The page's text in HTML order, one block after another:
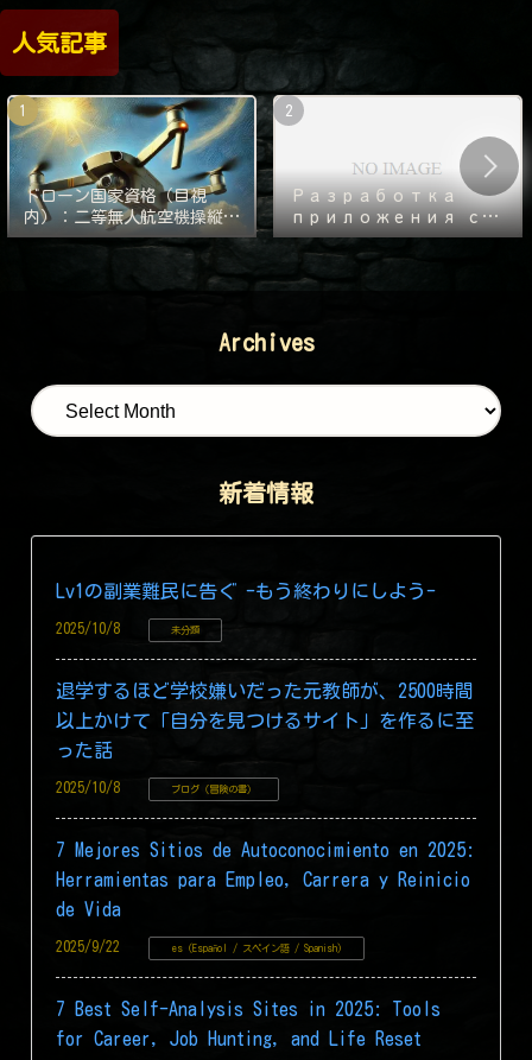
人気記事
ドローン国家資格（目視
内）：二等無人航空機操縦士
の実技審査の対策
Разработка
приложения с
нуля — 1000
часов. Часть 2:
Следующий
Archives
新着情報
Lv1の副業難民に告ぐ -もう終わりにしよう-
2025/10/8 未分類
退学するほど学校嫌いだった元教師が、2500時間
以上かけて「自分を見つけるサイト」を作るに至
った話
2025/10/8 ブログ（冒険の書）
7 Mejores Sitios de Autoconocimiento en 2025:
Herramientas para Empleo, Carrera y Reinicio
de Vida
2025/9/22 es (Español / スペイン語 / Spanish)
7 Best Self-Analysis Sites in 2025: Tools
for Career, Job Hunting, and Life Reset